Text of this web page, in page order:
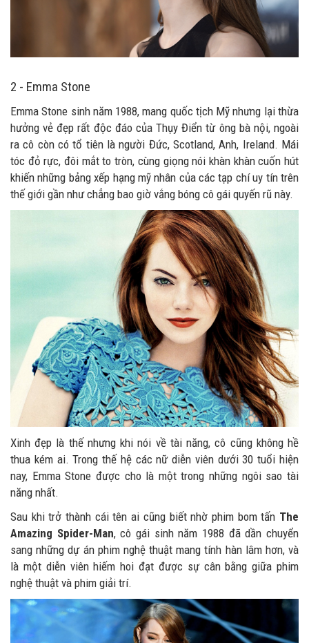
2 - Emma Stone
Emma Stone sinh năm 1988, mang quốc tịch Mỹ nhưng lại thừa
hưởng vẻ đẹp rất độc đáo của Thụy Điển từ ông bà nội, ngoài
ra cô còn có tổ tiên là người Đức, Scotland, Anh, Ireland. Mái
tóc đỏ rực, đôi mắt to tròn, cùng giọng nói khàn khàn cuốn hút
khiến những bảng xếp hạng mỹ nhân của các tạp chí uy tín trên
thế giới gần như chẳng bao giờ vắng bóng cô gái quyến rũ này.
Xinh đẹp là thế nhưng khi nói về tài năng, cô cũng không hề
thua kém ai. Trong thế hệ các nữ diễn viên dưới 30 tuổi hiện
nay, Emma Stone được cho là một trong những ngôi sao tài
năng nhất.
Sau khi trở thành cái tên ai cũng biết nhờ phim bom tấn The
Amazing Spider-Man, cô gái sinh năm 1988 đã dần chuyển
sang những dự án phim nghệ thuật mang tính hàn lâm hơn, và
là một diễn viên hiếm hoi đạt được sự cân bằng giữa phim
nghệ thuật và phim giải trí.